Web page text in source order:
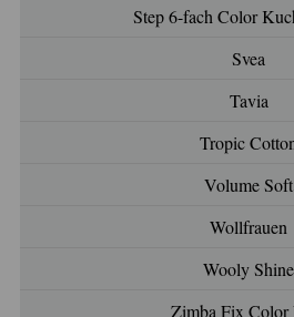
Step 6-fach Color
Svea
Tavia
Tropic
Volume Soft
Wollfrauen
Wooly Shine
Zimba Fix Color